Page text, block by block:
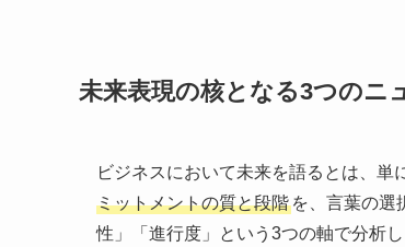
未来表現の核となる3つのニ
ビジネスにおいて未来を語るとは、
ミットメントの質と段階 を、言葉の選
性」「進行度」という3つの軸で分析